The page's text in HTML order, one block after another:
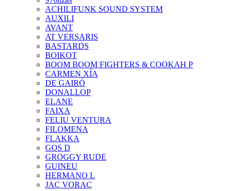
ACHILIFUNK SOUND SYSTEM
AUXILI
AVANT
AT VERSARIS
BASTARDS
BOIKOT
BOOM BOOM FIGHTERS & COOKAH P
CARMEN XÍA
DE GAIRÓ
DONALLOP
ELANE
FAIXA
FELIU VENTURA
FILOMENA
FLAKKA
GOS D
GROGGY RUDE
GUINEU
HERMANO L
JAÇ VORAÇ